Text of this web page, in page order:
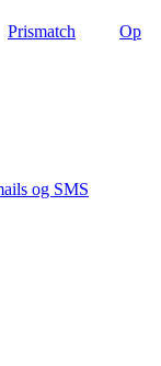
Prismatch
Op
og SMS